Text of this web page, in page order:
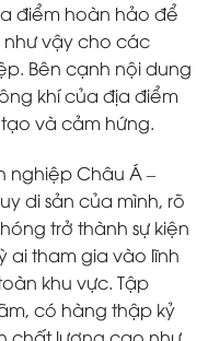
điểm hoàn hảo để
như vậy cho các
Bên cạnh nội dung
khí của địa điểm
và cảm hứng.
nghiệp Châu Á –
di sản của mình, rõ
trở thành sự kiện
ai tham gia vào lĩnh
khu vực. Tập
có hàng thập kỷ